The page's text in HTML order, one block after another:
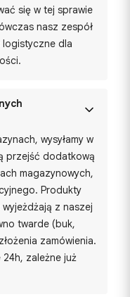
się w tej sprawie
nasz zespół
dla
wysyłamy w
przejść dodatkową
magazynowych,
Produkty
z naszej
twarde (buk,
zamówienia.
zależne już